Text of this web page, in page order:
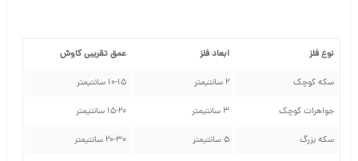
نوع فلز ابعاد فلز عمق تقریبی کاوش
سکه کوچک 2 سانتیمتر 10-15 سانتیمتر
جواهرات کوچک 3 سانتیمتر 15-20 سانتیمتر
سکه بزرگ 5 سانتیمتر 20-30 سانتیمتر